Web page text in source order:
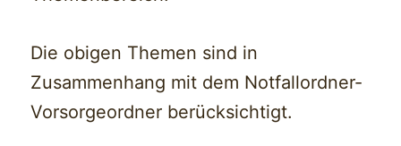
Die obigen Themen sind in
Zusammenhang mit dem Notfallordner-
Vorsorgeordner berücksichtigt.